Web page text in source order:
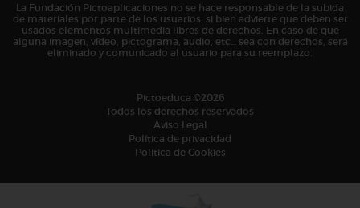
La Fundación Pictoaplicaciones no se hace responsable de la subida
de materiales por parte de los usuarios, si bien advierte que deben ser
usados elementos multimedia libres de derechos. En caso de que
alguna imagen, vídeo, pictograma, audio, etc… sea con derechos, será
eliminado y comunicado al usuario para su reemplazo.
Pictoeduca ©2026
Todos los derechos reservados
Aviso Legal
Política de privacidad
Política de Cookies